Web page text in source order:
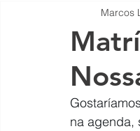
Marcos
na agenda,